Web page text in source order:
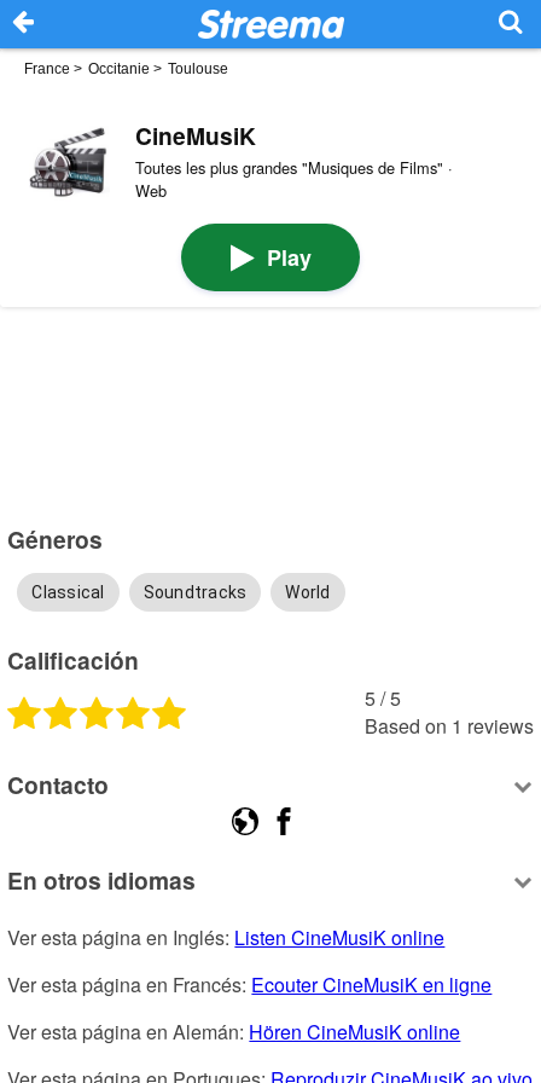
France > Occitanie > Toulouse
CineMusiK
Toutes les plus grandes "Musiques de Films" ·
Web
Play
Géneros
Classical Soundtracks World
Calificación
5 /5
Based on 1 reviews
Contacto
En otros idiomas
Ver esta página en Inglés: Listen CineMusiK online
Ver esta página en Francés: Ecouter CineMusiK en ligne
Ver esta página en Alemán: Hören CineMusiK online